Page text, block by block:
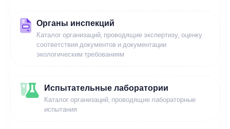
Органы инспекций
Каталог организаций, проводящие экспертизу, оценку
соответствия документов и документации
экологическим требованиям
Испытательные лаборатории
Каталог организаций, проводящие лабораторные
испытания